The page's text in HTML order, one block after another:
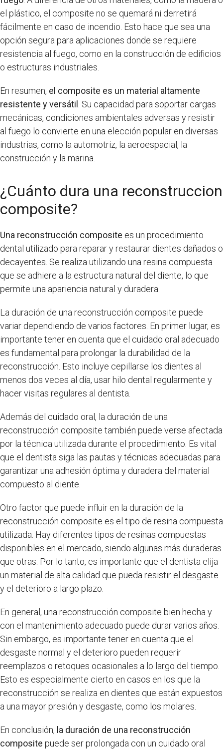
el plástico, el composite no se quemará ni derretirá
fácilmente en caso de incendio. Esto hace que sea una
opción segura para aplicaciones donde se requiere
resistencia al fuego, como en la construcción de edificios
o estructuras industriales.
En resumen, el composite es un material altamente
resistente y versátil . Su capacidad para soportar cargas
mecánicas, condiciones ambientales adversas y resistir
al fuego lo convierte en una elección popular en diversas
industrias, como la automotriz, la aeroespacial, la
construcción y la marina.
¿Cuánto dura una reconstruccion
composite?
Una reconstrucción composite es un procedimiento
dental utilizado para reparar y restaurar dientes dañados o
decayentes. Se realiza utilizando una resina compuesta
que se adhiere a la estructura natural del diente, lo que
permite una apariencia natural y duradera.
La duración de una reconstrucción composite puede
variar dependiendo de varios factores. En primer lugar, es
importante tener en cuenta que el cuidado oral adecuado
es fundamental para prolongar la durabilidad de la
reconstrucción. Esto incluye cepillarse los dientes al
menos dos veces al día, usar hilo dental regularmente y
hacer visitas regulares al dentista.
Además del cuidado oral, la duración de una
reconstrucción composite también puede verse afectada
por la técnica utilizada durante el procedimiento. Es vital
que el dentista siga las pautas y técnicas adecuadas para
garantizar una adhesión óptima y duradera del material
compuesto al diente.
Otro factor que puede influir en la duración de la
reconstrucción composite es el tipo de resina compuesta
utilizada. Hay diferentes tipos de resinas compuestas
disponibles en el mercado, siendo algunas más duraderas
que otras. Por lo tanto, es importante que el dentista elija
un material de alta calidad que pueda resistir el desgaste
y el deterioro a largo plazo.
En general, una reconstrucción composite bien hecha y
con el mantenimiento adecuado puede durar varios años.
Sin embargo, es importante tener en cuenta que el
desgaste normal y el deterioro pueden requerir
reemplazos o retoques ocasionales a lo largo del tiempo.
Esto es especialmente cierto en casos en los que la
reconstrucción se realiza en dientes que están expuestos
a una mayor presión y desgaste, como los molares.
En conclusión, la duración de una reconstrucción
composite puede ser prolongada con un cuidado oral